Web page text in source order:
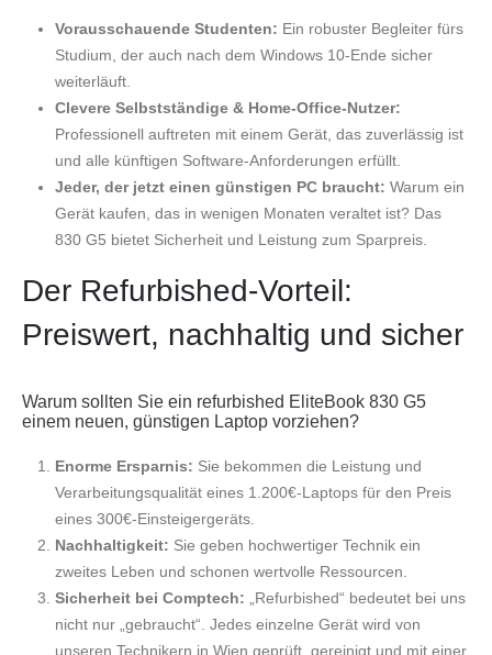
Vorausschauende Studenten: Ein robuster Begleiter fürs
Studium, der auch nach dem Windows 10-Ende sicher
weiterläuft.
Clevere Selbstständige & Home-Office-Nutzer:
Professionell auftreten mit einem Gerät, das zuverlässig ist
und alle künftigen Software-Anforderungen erfüllt.
Jeder, der jetzt einen günstigen PC braucht: Warum ein
Gerät kaufen, das in wenigen Monaten veraltet ist? Das
830 G5 bietet Sicherheit und Leistung zum Sparpreis.
Der Refurbished-Vorteil:
Preiswert, nachhaltig und sicher
Warum sollten Sie ein refurbished EliteBook 830 G5
einem neuen, günstigen Laptop vorziehen?
Enorme Ersparnis: Sie bekommen die Leistung und
Verarbeitungsqualität eines 1.200€-Laptops für den Preis
eines 300€-Einsteigergeräts.
Nachhaltigkeit: Sie geben hochwertiger Technik ein
zweites Leben und schonen wertvolle Ressourcen.
Sicherheit bei Comptech: „Refurbished“ bedeutet bei uns
nicht nur „gebraucht“. Jedes einzelne Gerät wird von
unseren Technikern in Wien geprüft, gereinigt und mit einer